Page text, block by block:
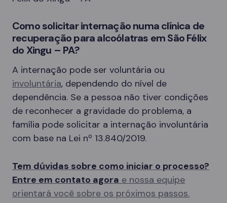
Como solicitar internação numa clínica de
recuperação para alcoólatras em São Félix
do Xingu – PA?
A internação pode ser voluntária ou
involuntária, dependendo do nível de
dependência. Se a pessoa não tiver condições
de reconhecer a gravidade do problema, a
família pode solicitar a internação involuntária
com base na Lei nº 13.840/2019.
Tem dúvidas sobre como iniciar o processo?
Entre em contato agora e nossa equipe
orientará você sobre os próximos passos.